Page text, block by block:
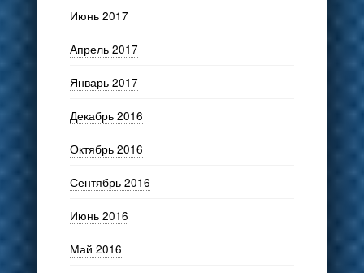
Июнь 2017
Апрель 2017
Январь 2017
Декабрь 2016
Октябрь 2016
Сентябрь 2016
Июнь 2016
Май 2016